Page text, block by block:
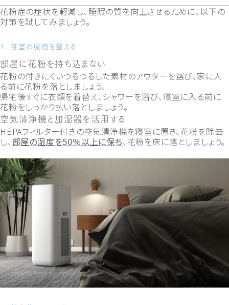
花粉症の症状を軽減し、睡眠の質を向上させるために、以下の
対策を試してみましょう。
1. 寝室の環境を整える
部屋に花粉を持ち込まない
花粉の付きにくいつるつるした素材のアウターを選び、家に入
る前に花粉を落としましょう。
帰宅後すぐに衣類を着替え、シャワーを浴び、寝室に入る前に
花粉をしっかり払い落としましょう。
空気清浄機と加湿器を活用する
HEPAフィルター付きの空気清浄機を寝室に置き、花粉を除去
し、部屋の湿度を50％以上に保ち、花粉を床に落としましょう。